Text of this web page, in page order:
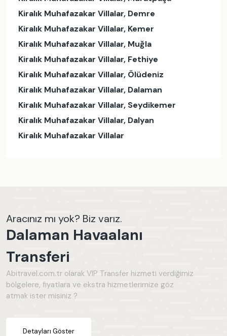
Kiralık Muhafazakar Villalar, Demre
Kiralık Muhafazakar Villalar, Kemer
Kiralık Muhafazakar Villalar, Muğla
Kiralık Muhafazakar Villalar, Fethiye
Kiralık Muhafazakar Villalar, Ölüdeniz
Kiralık Muhafazakar Villalar, Dalaman
Kiralık Muhafazakar Villalar, Seydikemer
Kiralık Muhafazakar Villalar, Dalyan
Kiralık Muhafazakar Villalar
Aracınız mı yok? Biz varız.
Dalaman Havaalanı
Transferi
Abitravel.com.tr olarak VIP Transfer hizmeti verdiğimiz
bölgelere, fiyatlara ve ekstra hizmetlerimize göz
atmak ister misiniz ?
Detayları Göster